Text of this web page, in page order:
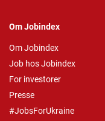
Om Jobindex
Om Jobindex
Job hos Jobindex
For investorer
Presse
#JobsForUkraine